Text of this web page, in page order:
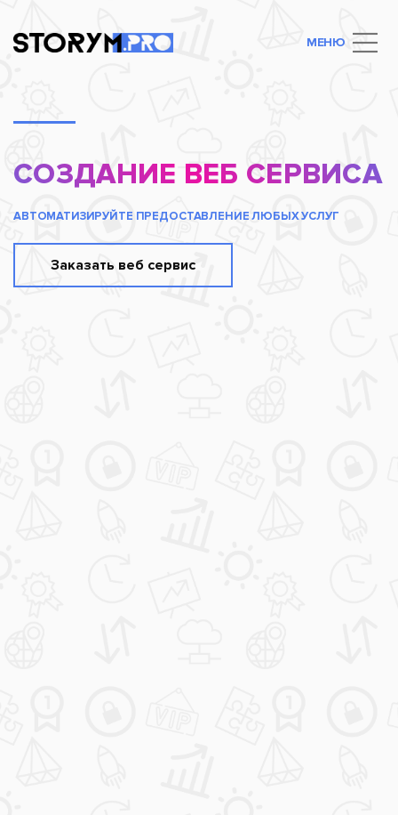
МЕНЮ
СОЗДАНИЕ ВЕБ СЕРВИСА
АВТОМАТИЗИРУЙТЕ ПРЕДОСТАВЛЕНИЕ ЛЮБЫХ УСЛУГ
Заказать веб сервис